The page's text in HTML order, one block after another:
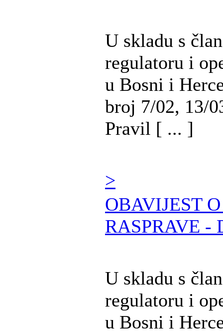
U skladu s
regulatoru i
u Bosni i
broj 7/02, 13/
Pravil [ ... ]
>
OBAVIJEST
RASPRAVE -
U skladu s
regulatoru i
u Bosni i